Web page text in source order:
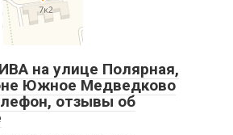
на улице Полярная,
Южное Медведково
отзывы об